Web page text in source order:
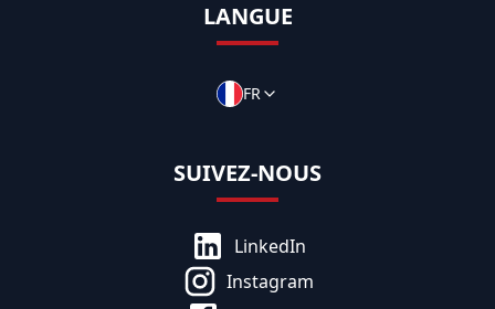
LANGUE
FR
SUIVEZ-NOUS
LinkedIn
Instagram